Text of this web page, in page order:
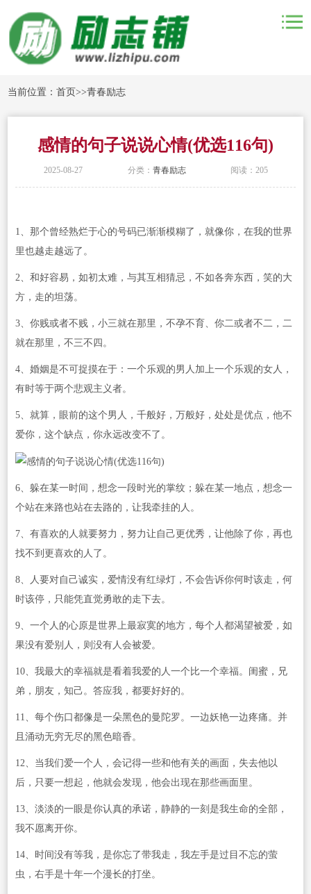
当前位置：首页>>青春励志
感情的句子说说心情(优选116句)
2025-08-27 分类： 青春励志 阅读：205
1、那个曾经熟烂于心的号码已渐渐模糊了，就像你，在我的世界
里也越走越远了。
2、和好容易，如初太难，与其互相猜忌，不如各奔东西，笑的大
方，走的坦荡。
3、你贱或者不贱，小三就在那里，不孕不育、你二或者不二，二
就在那里，不三不四。
4、婚姻是不可捉摸在于：一个乐观的男人加上一个乐观的女人，
有时等于两个悲观主义者。
5、就算，眼前的这个男人，千般好，万般好，处处是优点，他不
爱你，这个缺点，你永远改变不了。
6、躲在某一时间，想念一段时光的掌纹；躲在某一地点，想念一
个站在来路也站在去路的，让我牵挂的人。
7、有喜欢的人就要努力，努力让自己更优秀，让他除了你，再也
找不到更喜欢的人了。
8、人要对自己诚实，爱情没有红绿灯，不会告诉你何时该走，何
时该停，只能凭直觉勇敢的走下去。
9、一个人的心原是世界上最寂寞的地方，每个人都渴望被爱，如
果没有爱别人，则没有人会被爱。
10、我最大的幸福就是看着我爱的人一个比一个幸福。闺蜜，兄
弟，朋友，知己。答应我，都要好好的。
11、每个伤口都像是一朵黑色的曼陀罗。一边妖艳一边疼痛。并
且涌动无穷无尽的黑色暗香。
12、当我们爱一个人，会记得一些和他有关的画面，失去他以
后，只要一想起，他就会发现，他会出现在那些画面里。
13、淡淡的一眼是你认真的承诺，静静的一刻是我生命的全部，
我不愿离开你。
14、时间没有等我，是你忘了带我走，我左手是过目不忘的萤
虫，右手是十年一个漫长的打坐。